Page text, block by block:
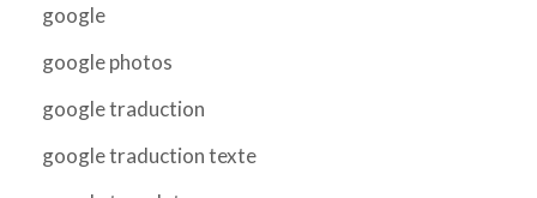
google
google photos
google traduction
google traduction texte